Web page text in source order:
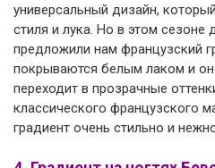
универсальный дизайн,
стиля и лука. Но в этом
предложили нам французский
покрываются белым лаком и он
переходит в прозрачные
классического французского
градиент очень стильно и